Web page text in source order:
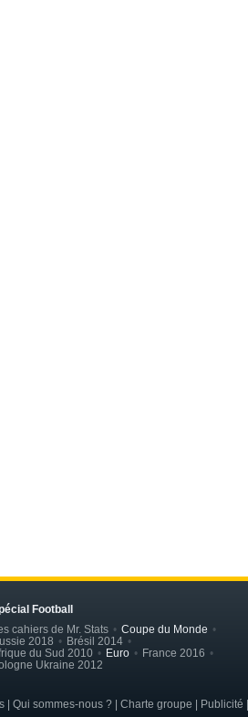
Football
cahiers de Mr. Stats
Coupe du Monde
2018
Brésil 2014
du Sud 2010
Euro
France 2016
Ukraine 2012
| Qui sommes-nous ? | Charte groupe | Publicité